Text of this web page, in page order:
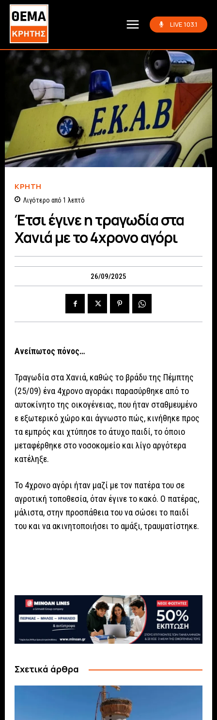
LIVE 103.1
ΚΡΗΤΗ
Λιγότερο από 1 λεπτό
Έτσι έγινε η τραγωδία στα
Χανιά με το 4χρονο αγόρι
26/09/2025
Ανείπωτος πόνος…
Τραγωδία στα Χανιά, καθώς το βράδυ της Πέμπτης
(25/09) ένα 4χρονο αγοράκι παρασύρθηκε από το
αυτοκίνητο της οικογένειας, που ήταν σταθμευμένο
ε εξωτερικό χώρο και άγνωστο πώς, κινήθηκε προς
τα εμπρός και χτύπησε το άτυχο παιδί, το όποιο
μεταφέρθηκε στο νοσοκομείο και λίγο αργότερα
κατέληξε.
Το 4χρονο αγόρι ήταν μαζί με τον πατέρα του σε
αγροτική τοποθεσία, όταν έγινε το κακό. Ο πατέρας,
μάλιστα, στην προσπάθεια του να σώσει το παιδί
του και να ακινητοποιήσει το αμάξι, τραυματίστηκε.
Σχετικά άρθρα